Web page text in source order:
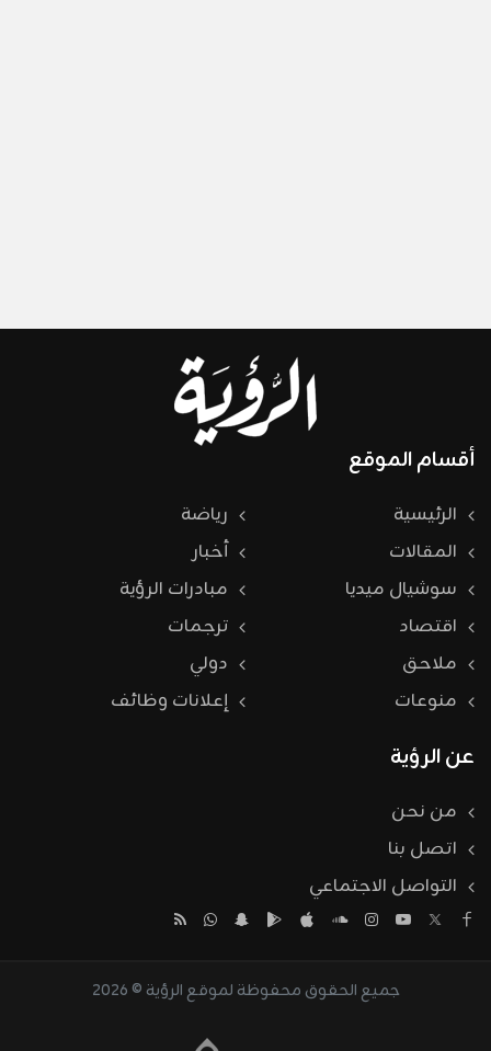
أقسام الموقع
الرئيسية
رياضة
المقالات
أخبار
سوشيال ميديا
مبادرات الرؤية
اقتصاد
ترجمات
ملاحق
دولي
منوعات
إعلانات وظائف
عن الرؤية
من نحن
اتصل بنا
التواصل الاجتماعي
جميع الحقوق محفوظة لموقع الرؤية © 2026